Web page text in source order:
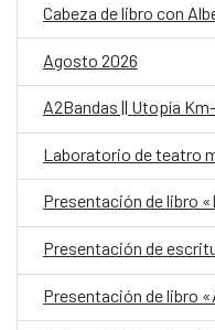
Cabeza de libro con
Agosto 2026
A2Bandas || Utopía
Laboratorio de teatro
Presentación de libro